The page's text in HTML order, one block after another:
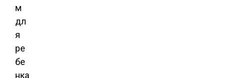
м
дл
я
ре
бе
нка